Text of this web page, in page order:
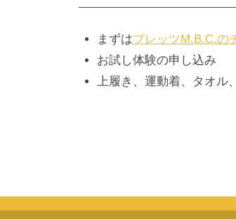
まずはブレッツM.B.C.の
お試し体験の申し込み
上履き、運動着、タオル